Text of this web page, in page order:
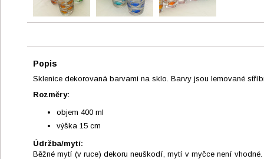
Popis
Sklenice dekorovaná barvami na sklo. Barvy jsou lemované
Rozměry:
objem 400 ml
výška 15 cm
Údržba/mytí:
Běžné mytí (v ruce) dekoru neuškodí, mytí v myčce není vhodné.